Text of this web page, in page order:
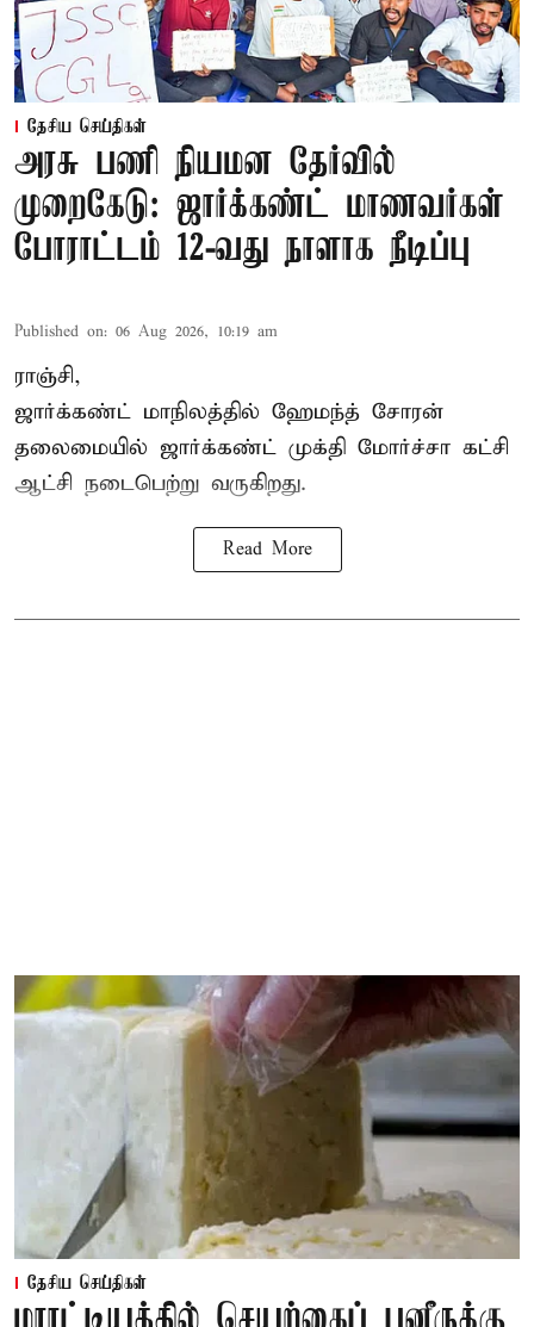
தேசிய செய்திகள்
அரசு பணி நியமன தேர்வில்
முறைகேடு: ஜார்க்கண்ட் மாணவர்கள்
போராட்டம் 12-வது நாளாக நீடிப்பு
Published on: 06 Aug 2026, 10:19 am
ராஞ்சி,
ஜார்க்கண்ட் மாநிலத்தில் ஹேமந்த் சோரன்
தலைமையில் ஜார்க்கண்ட் முக்தி மோர்ச்சா கட்சி
ஆட்சி நடைபெற்று வருகிறது.
Read More
தேசிய செய்திகள்